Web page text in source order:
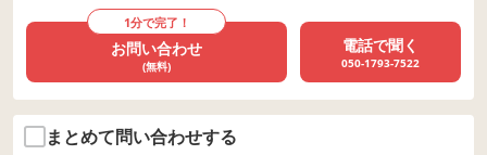
1分で完了！
お問い合わせ
(無料)
電話で聞く
050-1793-7522
まとめて問い合わせする